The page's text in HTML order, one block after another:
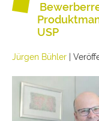
USP
Jürgen Bühler